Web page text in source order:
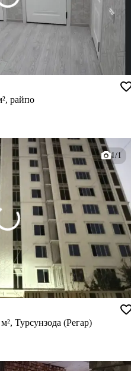
райпо
1/1
Турсунзода (Регар)